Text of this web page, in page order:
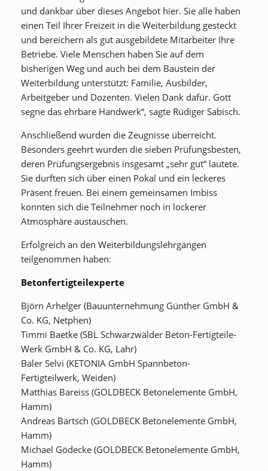
und dankbar über dieses Angebot hier. Sie alle haben
einen Teil Ihrer Freizeit in die Weiterbildung gesteckt
und bereichern als gut ausgebildete Mitarbeiter Ihre
Betriebe. Viele Menschen haben Sie auf dem
bisherigen Weg und auch bei dem Baustein der
Weiterbildung unterstützt: Familie, Ausbilder,
Arbeitgeber und Dozenten. Vielen Dank dafür. Gott
segne das ehrbare Handwerk“, sagte Rüdiger Sabisch.
Anschließend wurden die Zeugnisse überreicht.
Besonders geehrt wurden die sieben Prüfungsbesten,
deren Prüfungsergebnis insgesamt „sehr gut“ lautete.
Sie durften sich über einen Pokal und ein leckeres
Präsent freuen. Bei einem gemeinsamen Imbiss
konnten sich die Teilnehmer noch in lockerer
Atmosphäre austauschen.
Erfolgreich an den Weiterbildungslehrgängen
teilgenommen haben:
Betonfertigteilexperte
Björn Arhelger (Bauunternehmung Günther GmbH &
Co. KG, Netphen)
Timmi Baetke (SBL Schwarzwälder Beton-Fertigteile-
Werk GmbH & Co. KG, Lahr)
Baler Selvi (KETONIA GmbH Spannbeton-
Fertigteilwerk, Weiden)
Matthias Bareiss (GOLDBECK Betonelemente GmbH,
Hamm)
Andreas Bartsch (GOLDBECK Betonelemente GmbH,
Hamm)
Michael Gödecke (GOLDBECK Betonelemente GmbH,
Hamm)